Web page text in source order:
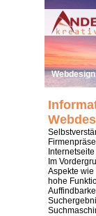
Webdesign
Im
Aspekte
hohe